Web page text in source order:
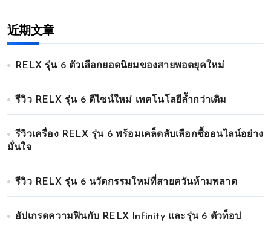
近期文章
RELX รุ่น 6 ตัวเลือกยอดนิยมของสายพอตยุคใหม่
รีวิว RELX รุ่น 6 ดีไซน์ใหม่ เทคโนโลยีล้ำกว่าเดิม
รีวิวเครื่อง RELX รุ่น 6 พร้อมเคล็ดลับเลือกซื้ออนไลน์อย่าง
มั่นใจ
รีวิว RELX รุ่น 6 นวัตกรรมใหม่ที่สายควันห้ามพลาด
อัปเกรดความฟินกับ RELX Infinity และรุ่น 6 ตัวท็อป